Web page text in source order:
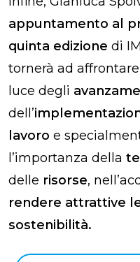
appuntamento al
quinta edizione di
tornerà ad
luce degli
dell’
lavoro e
l’importanza della
delle risorse,
rendere attrattive
sostenibilità.